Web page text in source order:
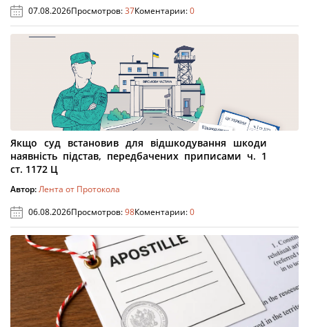
07.08.2026Просмотров:37Коментарии:0
Якщо суд встановив для відшкодування шкоди
наявність підстав, передбачених приписами ч. 1
ст. 1172 Ц
Автор:Лента от Протокола
06.08.2026Просмотров:98Коментарии:0